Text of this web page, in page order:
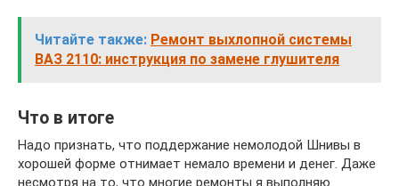
Читайте также: Ремонт выхлопной системы
ВАЗ 2110: инструкция по замене глушителя
Что в итоге
Надо признать, что поддержание немолодой Шнивы в
хорошей форме отнимает немало времени и денег. Даже
несмотря на то, что многие ремонты я выполняю